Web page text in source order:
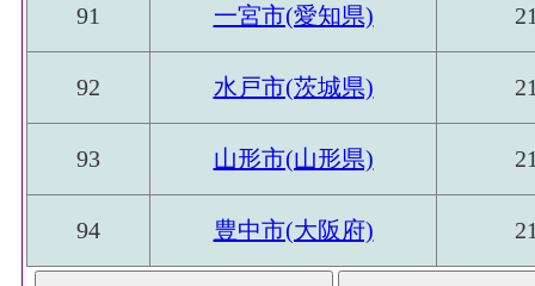
91 一宮市(愛知県)
92 水戸市(茨城県)
93 山形市(山形県)
94 豊中市(大阪府)